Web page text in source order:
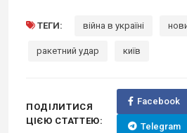
ТЕГИ: війна в україні
ракетний удар київ
ПОДІЛИТИСЯ
ЦІЄЮ СТАТТЕЮ:
Facebook
Telegram